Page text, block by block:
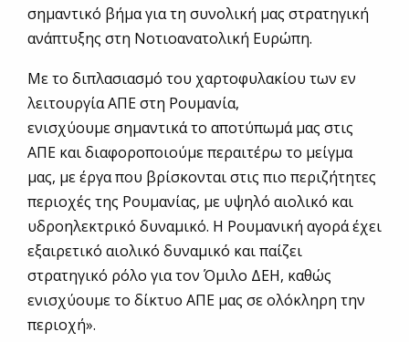
σημαντικό βήμα για τη συνολική μας στρατηγική
ανάπτυξης στη Νοτιοανατολική Ευρώπη.
Με το διπλασιασμό του χαρτοφυλακίου των εν
λειτουργία ΑΠΕ στη Ρουμανία,
ενισχύουμε σημαντικά το αποτύπωμά μας στις
ΑΠΕ και διαφοροποιούμε περαιτέρω το μείγμα
μας, με έργα που βρίσκονται στις πιο περιζήτητες
περιοχές της Ρουμανίας, με υψηλό αιολικό και
υδροηλεκτρικό δυναμικό. Η Ρουμανική αγορά έχει
εξαιρετικό αιολικό δυναμικό και παίζει
στρατηγικό ρόλο για τον Όμιλο ΔΕΗ, καθώς
ενισχύουμε το δίκτυο ΑΠΕ μας σε ολόκληρη την
περιοχή».